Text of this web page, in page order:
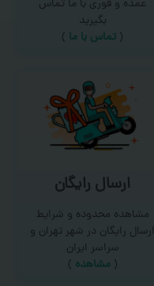
عمده و فوری با ما تماس
بگیرید
( تماس با ما )
ارسال رایگان
مشاهده محدوده و شرایط
ارسال رایگان در شهر تهران و
سراسر ایران
(مشاهده )